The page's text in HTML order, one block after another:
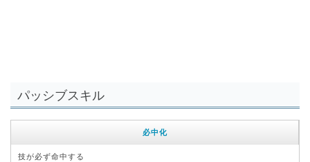
パッシブスキル
必中化
技が必ず命中する